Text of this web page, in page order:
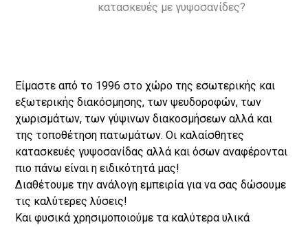
κατασκευές με γυψοσανίδες?
Είμαστε από το 1996 στο χώρο της εσωτερικής και
εξωτερικής διακόσμησης, των ψευδοροφών, των
χωρισμάτων, των γύψινων διακοσμήσεων αλλά και
της τοποθέτηση πατωμάτων. Οι καλαίσθητες
κατασκευές γυψοσανίδας αλλά και όσων αναφέρονται
πιο πάνω είναι η ειδικότητά μας!
Διαθέτουμε την ανάλογη εμπειρία για να σας δώσουμε
τις καλύτερες λύσεις!
Και φυσικά χρησιμοποιούμε τα καλύτερα υλικά